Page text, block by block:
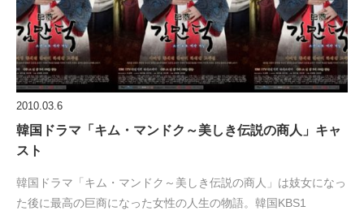
2010.03.6
韓国ドラマ「キム・マンドク～美しき伝説の商人」キャ
スト
韓国ドラマ「キム・マンドク～美しき伝説の商人」は妓女になっ
た後に最高の巨商になった女性の人生の物語。韓国KBS1